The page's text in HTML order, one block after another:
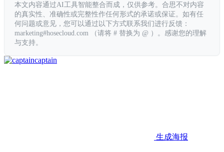
本文内容通过AI工具智能整合而成，仅供参考。合思不对内容
的真实性、准确性或完整性作任何形式的承诺或保证。如有任
何问题或意见，您可以通过以下方式联系我们进行反馈：
marketing#hosecloud.com （请将 # 替换为 @ ）。感谢您的理解
与支持。
captain
生成海报